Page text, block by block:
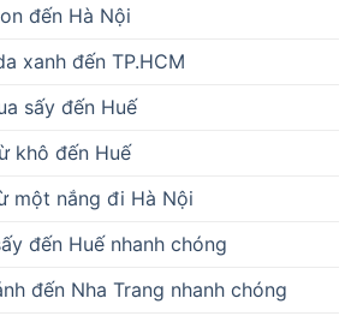
đến Hà Nội
xanh đến TP.HCM
sấy đến Huế
khô đến Huế
một nắng đi Hà Nội
đến Huế nhanh chóng
đến Nha Trang nhanh chóng